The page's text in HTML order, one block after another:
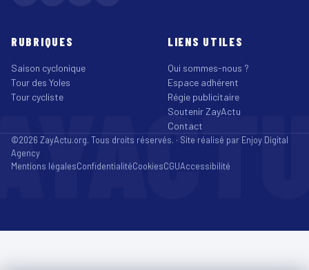
RUBRIQUES
Saison cyclonique
Tour des Yoles
Tour cycliste
LIENS UTILES
Qui sommes-nous ?
Espace adhérent
Régie publicitaire
Soutenir ZayActu
Contact
©2026 ZayActu.org. Tous droits réservés. · Site réalisé par Enjoy Digital
Agency
Mentions légalesConfidentialitéCookiesCGUAccessibilité